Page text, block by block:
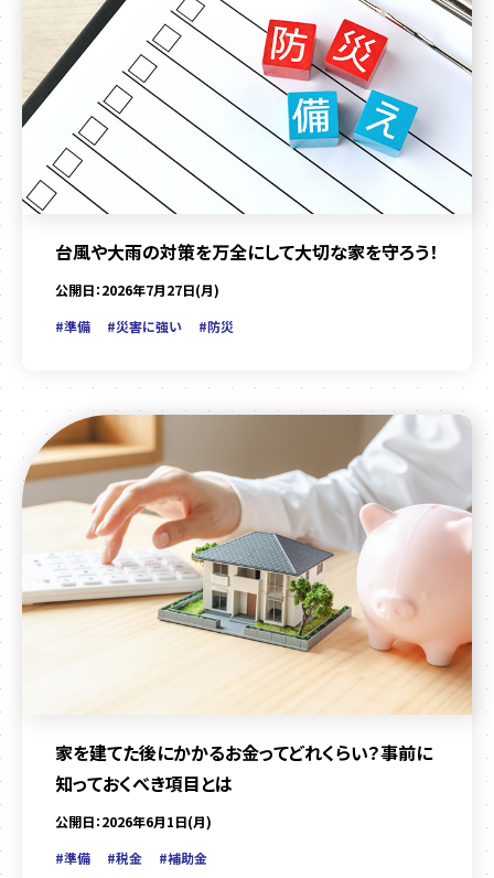
台風や大雨の対策を万全にして大切な家を守ろう！
公開日：2026年7月27日(月)
#準備
#災害に強い #防災
家を建てた後にかかるお金ってどれくらい？事前に
知っておくべき項目とは
公開日：2026年6月1日(月)
#準備
#税金 #補助金